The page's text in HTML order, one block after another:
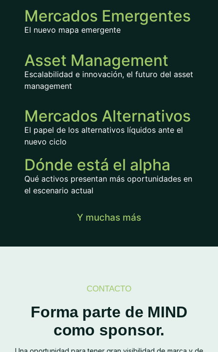
Mercados Emergentes
El nuevo mapa emergente
Asset Management
Escalabilidad e innovación, el futuro del asset
management
Mercados Alternativos
El papel de los alternativos líquidos ante el
nuevo ciclo
Dónde está el alpha
Qué activos presentan más oportunidades en
el escenario actual
Y muchas más
CONTACTO
Forma parte de MIND
como sponsor.